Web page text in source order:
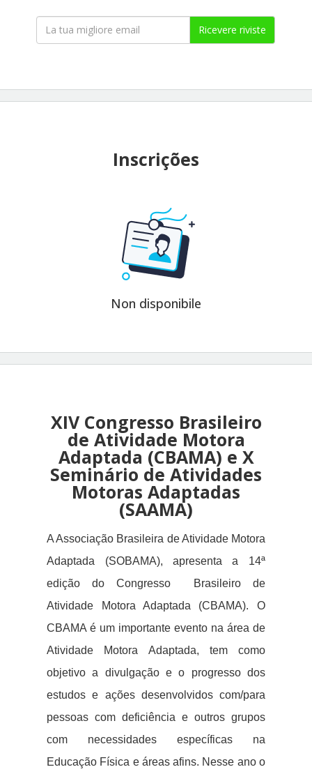
Ricevere riviste
Inscrições
Non disponibile
XIV Congresso Brasileiro
de Atividade Motora
Adaptada (CBAMA) e X
Seminário de Atividades
Motoras Adaptadas
(SAAMA)
A Associação Brasileira de Atividade Motora
Adaptada (SOBAMA), apresenta a 14ª
edição do Congresso Brasileiro de
Atividade Motora Adaptada (CBAMA). O
CBAMA é um importante evento na área de
Atividade Motora Adaptada, tem como
objetivo a divulgação e o progresso dos
estudos e ações desenvolvidos com/para
pessoas com deficiência e outros grupos
com necessidades específicas na
Educação Física e áreas afins. Nesse ano o